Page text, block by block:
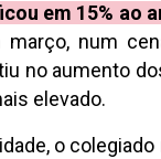
em 15% ao
num
no aumento
elevado.
o colegiado